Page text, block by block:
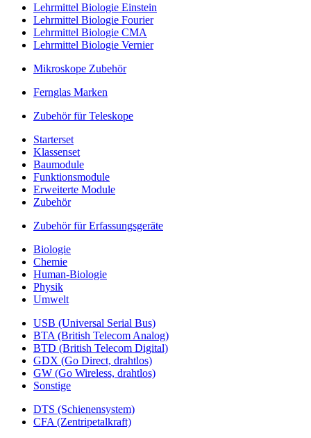
Lehrmittel Biologie Einstein
Lehrmittel Biologie Fourier
Lehrmittel Biologie CMA
Lehrmittel Biologie Vernier
Mikroskope Zubehör
Fernglas Marken
Zubehör für Teleskope
Starterset
Klassenset
Baumodule
Funktionsmodule
Erweiterte Module
Zubehör
Zubehör für Erfassungsgeräte
Biologie
Chemie
Human-Biologie
Physik
Umwelt
USB (Universal Serial Bus)
BTA (British Telecom Analog)
BTD (British Telecom Digital)
GDX (Go Direct, drahtlos)
GW (Go Wireless, drahtlos)
Sonstige
DTS (Schienensystem)
CFA (Zentripetalkraft)